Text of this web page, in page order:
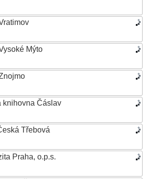
Mýto
knihovna Čáslav
Třebová
Praha, o.p.s.